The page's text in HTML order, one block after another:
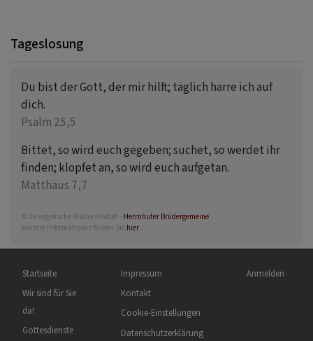
Tageslosung
Du bist der Gott, der mir hilft; täglich harre ich auf
dich.
Psalm 25,5
Bittet, so wird euch gegeben; suchet, so werdet ihr
finden; klopfet an, so wird euch aufgetan.
Matthäus 7,7
© Evangelische Brüder-Unität – Herrnhuter Brüdergemeine
Weitere Informationen finden Sie hier .
Hauptnavigation
Startseite
Wir sind für Sie
da!
Gottesdienste
Fußbereichsmenü
Impressum
Kontakt
Cookie-Einstellungen
Datenschutzerklärung
Benutzermenü
Anmelden